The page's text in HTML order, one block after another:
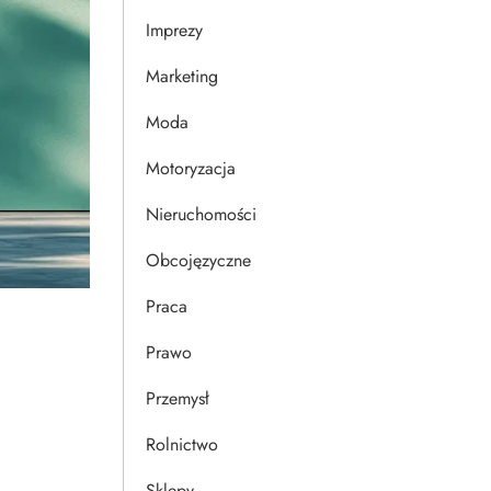
Imprezy
Marketing
Moda
Motoryzacja
Nieruchomości
Obcojęzyczne
Praca
Prawo
Przemysł
Rolnictwo